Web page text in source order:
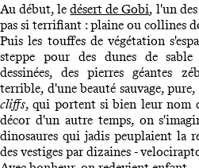
Au début, ledésert de Gobi, l'un
pas si terrifiant : plaine ou collines
Puis les touffes de végétation
steppe pour des dunes de
dessinées, des pierres géantes
terrible, d'une beauté sauvage, pure,
cliffs, qui portent si bien leur nom
décor d'un autre temps, on
dinosaures qui jadis peuplaient la
des vestiges par dizaines -